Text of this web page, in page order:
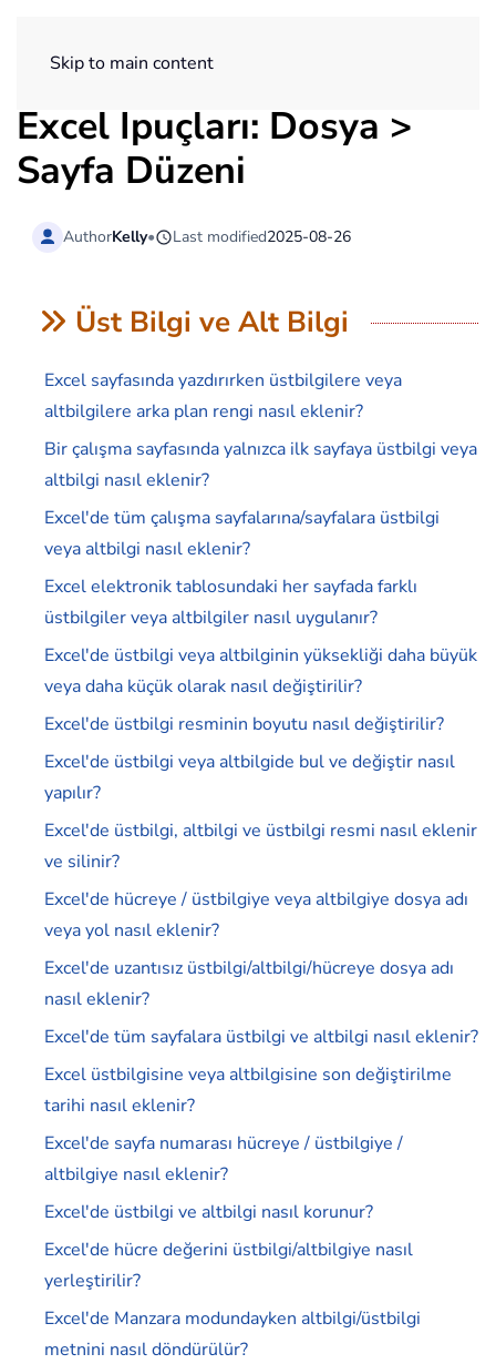
Skip to main content
Excel İpuçları: Dosya >
Sayfa Düzeni
AuthorKelly• Last modified2025-08-26
Üst Bilgi ve Alt Bilgi
Excel sayfasında yazdırırken üstbilgilere veya
altbilgilere arka plan rengi nasıl eklenir?
Bir çalışma sayfasında yalnızca ilk sayfaya üstbilgi veya
altbilgi nasıl eklenir?
Excel'de tüm çalışma sayfalarına/sayfalara üstbilgi
veya altbilgi nasıl eklenir?
Excel elektronik tablosundaki her sayfada farklı
üstbilgiler veya altbilgiler nasıl uygulanır?
Excel'de üstbilgi veya altbilginin yüksekliği daha büyük
veya daha küçük olarak nasıl değiştirilir?
Excel'de üstbilgi resminin boyutu nasıl değiştirilir?
Excel'de üstbilgi veya altbilgide bul ve değiştir nasıl
yapılır?
Excel'de üstbilgi, altbilgi ve üstbilgi resmi nasıl eklenir
ve silinir?
Excel'de hücreye / üstbilgiye veya altbilgiye dosya adı
veya yol nasıl eklenir?
Excel'de uzantısız üstbilgi/altbilgi/hücreye dosya adı
nasıl eklenir?
Excel'de tüm sayfalara üstbilgi ve altbilgi nasıl eklenir?
Excel üstbilgisine veya altbilgisine son değiştirilme
tarihi nasıl eklenir?
Excel'de sayfa numarası hücreye / üstbilgiye /
altbilgiye nasıl eklenir?
Excel'de üstbilgi ve altbilgi nasıl korunur?
Excel'de hücre değerini üstbilgi/altbilgiye nasıl
yerleştirilir?
Excel'de Manzara modundayken altbilgi/üstbilgi
metnini nasıl döndürülür?